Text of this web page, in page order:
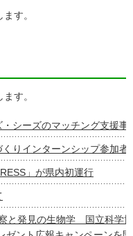
す。
す。
シーズのマッチング支援事
りインターンシップ参加者
」が県内初運行
と発見の生物学 国立科学